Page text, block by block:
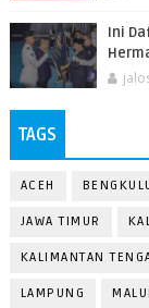
Ini
TAGS
ACEH
JAWA TIMUR
KALIMANTAN
LAMPUNG